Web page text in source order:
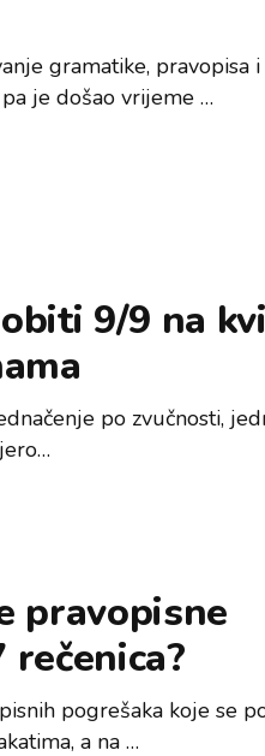
gramatike, pravopisa i
je došao vrijeme …
9/9 na
po zvučnosti,
pravopisne
pogrešaka koje se
a na …